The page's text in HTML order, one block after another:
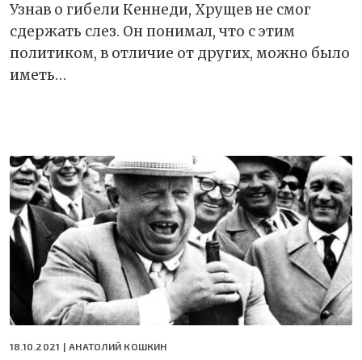
Узнав о гибели Кеннеди, Хрущев не смог
сдержать слез. Он понимал, что с этим
политиком, в отличие от других, можно было
иметь…
18.10.2021 |АНАТОЛИЙ КОШКИН